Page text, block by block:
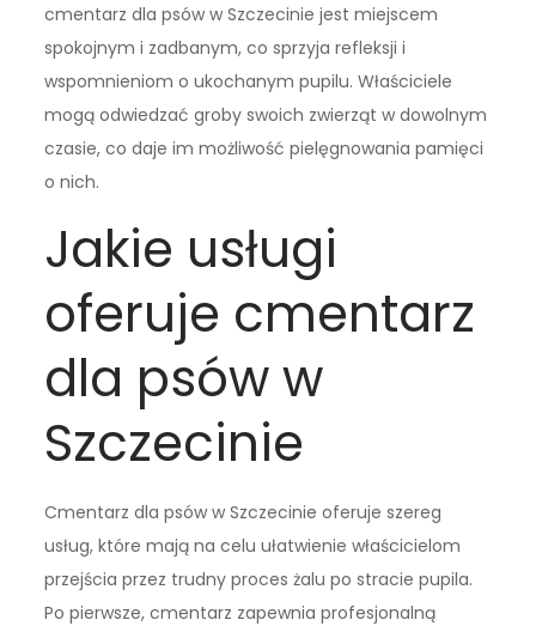
cmentarz dla psów w Szczecinie jest miejscem
spokojnym i zadbanym, co sprzyja refleksji i
wspomnieniom o ukochanym pupilu. Właściciele
mogą odwiedzać groby swoich zwierząt w dowolnym
czasie, co daje im możliwość pielęgnowania pamięci
o nich.
Jakie usługi
oferuje cmentarz
dla psów w
Szczecinie
Cmentarz dla psów w Szczecinie oferuje szereg
usług, które mają na celu ułatwienie właścicielom
przejścia przez trudny proces żalu po stracie pupila.
Po pierwsze, cmentarz zapewnia profesjonalną